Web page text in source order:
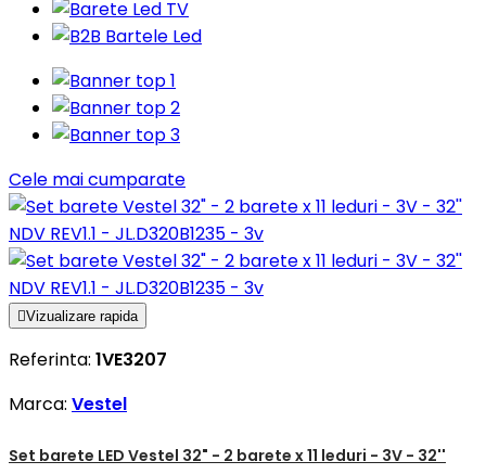
Cele mai cumparate
Vizualizare rapida
Referinta: 1VE3207
Marca: Vestel
Set barete LED Vestel 32" - 2 barete x 11 leduri - 3V - 32''